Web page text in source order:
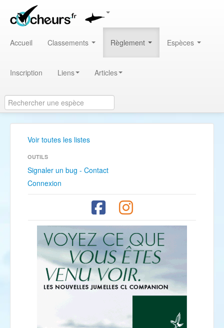
Accueil Classements Règlement Espèces
Inscription Liens Articles
Voir toutes les listes
OUTILS
Signaler un bug - Contact
Connexion